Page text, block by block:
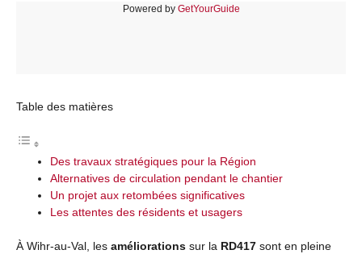
Powered by GetYourGuide
Table des matières
Des travaux stratégiques pour la Région
Alternatives de circulation pendant le chantier
Un projet aux retombées significatives
Les attentes des résidents et usagers
À Wihr-au-Val, les améliorations sur la RD417 sont en pleine